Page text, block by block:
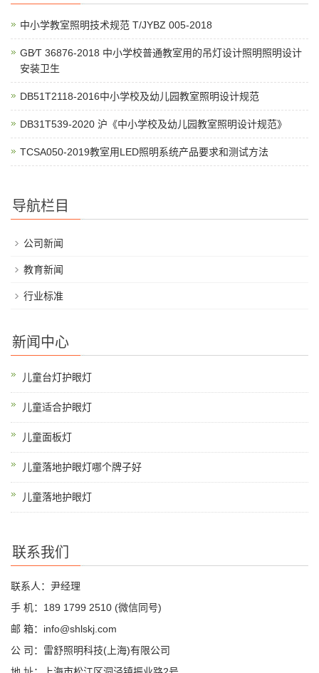
中小学教室照明技术规范 T/JYBZ 005-2018
GB∕T 36876-2018 中小学校普通教室用的吊灯设计照明照明设计
安装卫生
DB51T2118-2016中小学校及幼儿园教室照明设计规范
DB31T539-2020 沪《中小学校及幼儿园教室照明设计规范》
TCSA050-2019教室用LED照明系统产品要求和测试方法
导航栏目
公司新闻
教育新闻
行业标准
新闻中心
儿童台灯护眼灯
儿童适合护眼灯
儿童面板灯
儿童落地护眼灯哪个牌子好
儿童落地护眼灯
联系我们
联系人：尹经理
手 机：189 1799 2510 (微信同号)
邮 箱：info@shlskj.com
公 司：雷舒照明科技(上海)有限公司